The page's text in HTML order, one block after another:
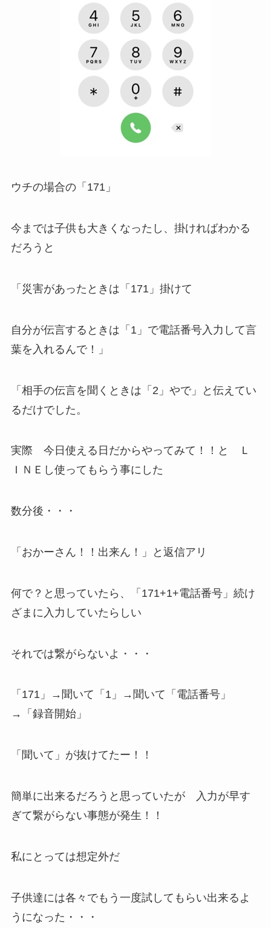
ウチの場合の「171」
今までは子供も大きくなったし、掛ければわかる
だろうと
「災害があったときは「171」掛けて
自分が伝言するときは「1」で電話番号入力して言
葉を入れるんで！」
「相手の伝言を聞くときは「2」やで」と伝えてい
るだけでした。
実際 今日使える日だからやってみて！！と Ｌ
ＩＮＥし使ってもらう事にした
数分後・・・
「おかーさん！！出来ん！」と返信アリ
何で？と思っていたら、「171+1+電話番号」続け
ざまに入力していたらしい
それでは繋がらないよ・・・
「171」→聞いて「1」→聞いて「電話番号」
→「録音開始」
「聞いて」が抜けてたー！！
簡単に出来るだろうと思っていたが 入力が早す
ぎて繋がらない事態が発生！！
私にとっては想定外だ
子供達には各々でもう一度試してもらい出来るよ
うになった・・・